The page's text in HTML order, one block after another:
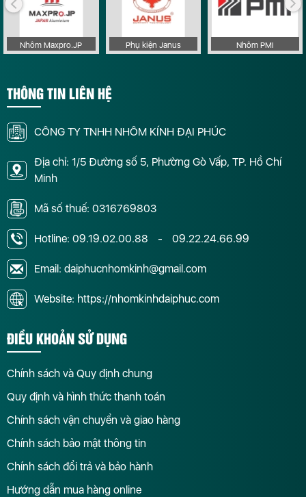
Nhôm Maxpro.JP Phụ kiện Janus Nhôm PMI
THÔNG TIN LIÊN HỆ
CÔNG TY TNHH NHÔM KÍNH ĐẠI PHÚC
Địa chỉ: 1/5 Đường số 5, Phường Gò Vấp, TP. Hồ Chí
Minh
Mã số thuế: 0316769803
Hotline: 09.19.02.00.88 - 09.22.24.66.99
Email: daiphucnhomkinh@gmail.com
Website: https://nhomkinhdaiphuc.com
ĐIỀU KHOẢN SỬ DỤNG
Chính sách và Quy định chung
Quy định và hình thức thanh toán
Chính sách vận chuyển và giao hàng
Chính sách bảo mật thông tin
Chính sách đổi trả và bảo hành
Hướng dẫn mua hàng online